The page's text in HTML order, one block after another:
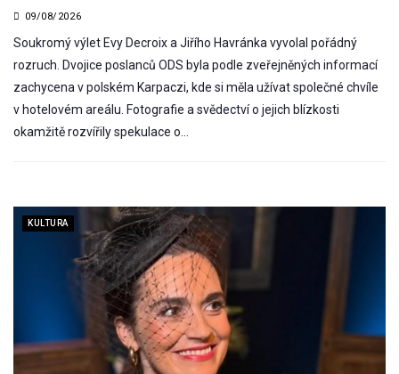
09/08/2026
Soukromý výlet Evy Decroix a Jiřího Havránka vyvolal pořádný
rozruch. Dvojice poslanců ODS byla podle zveřejněných informací
zachycena v polském Karpaczi, kde si měla užívat společné chvíle
v hotelovém areálu. Fotografie a svědectví o jejich blízkosti
okamžitě rozvířily spekulace o…
KULTURA